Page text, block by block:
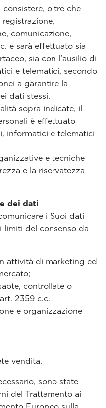
oltre che
comunicazione,
e sarà effettuato sia
sia con l’ausilio di
e telematici, secondo
a garantire la
dati stessi.
sopra indicate, il
è effettuato
informatici e telematici
e tecniche
e la riservatezza
dei dati
i Suoi dati
limiti del consenso da
attività di marketing ed
controllate o
2359 c.c.
e organizzazione
vendita.
sono state
del Trattamento ai